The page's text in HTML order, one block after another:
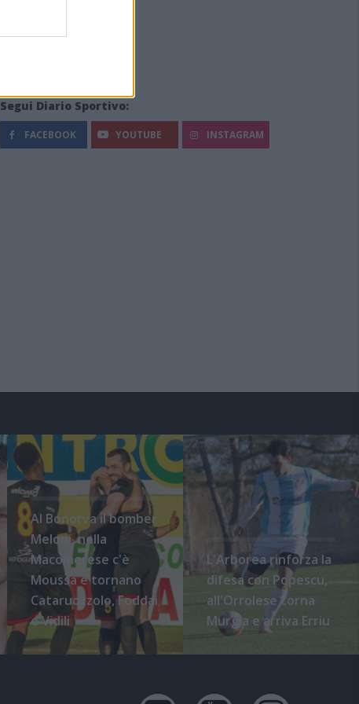
Segui Diario Sportivo:
FACEBOOK YOUTUBE INSTAGRAM
Al Bonorva il bomber
Meloni, nella
Macomerese c'è
Moussa e tornano
Cataruozzolo, Foddai
e Vidili
L'Arborea rinforza la
difesa con Popescu,
all'Orrolese torna
Murgia e arriva Erriu